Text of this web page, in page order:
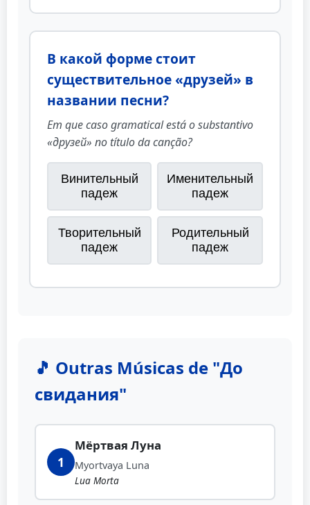
В какой форме стоит
существительное «друзей» в
названии песни?
Em que caso gramatical está o substantivo
«друзей» no título da canção?
Винительный
падеж
Именительный
падеж
Творительный
падеж
Родительный
падеж
🎵 Outras Músicas de "До
свидания"
1
Мёртвая Луна
Myortvaya Luna
Lua Morta